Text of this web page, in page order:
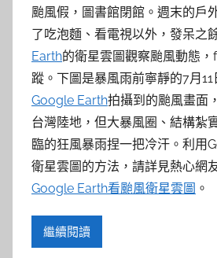
颱風假，圖書館閉館。週末的戶
了吃泡麵、看電視以外，發呆之
Earth的衛星雲圖觀察颱風動態
蹤。下圖是暴風雨前寧靜的7月11
Google Earth拍攝到的颱風畫面
台灣陸地，但大暴風圈、結構紮
臨的狂風暴雨捏一把冷汗。利用
衛星雲圖的方法，請詳見熱心網
Google Earth看颱風衛星雲圖 。
繼續閱讀